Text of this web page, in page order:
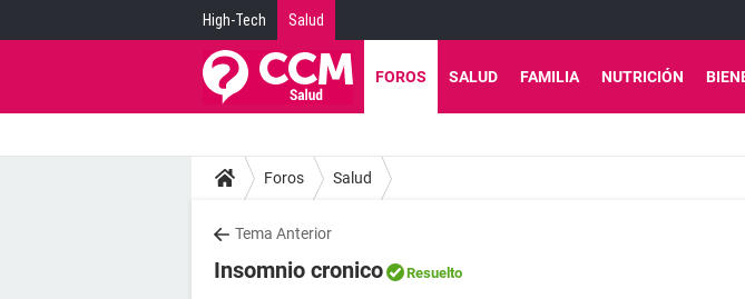
High-Tech Salud
FOROS SALUD FAMILIA NUTRICIÓN
Foros Salud
Tema Anterior
Insomnio cronico Resuelto